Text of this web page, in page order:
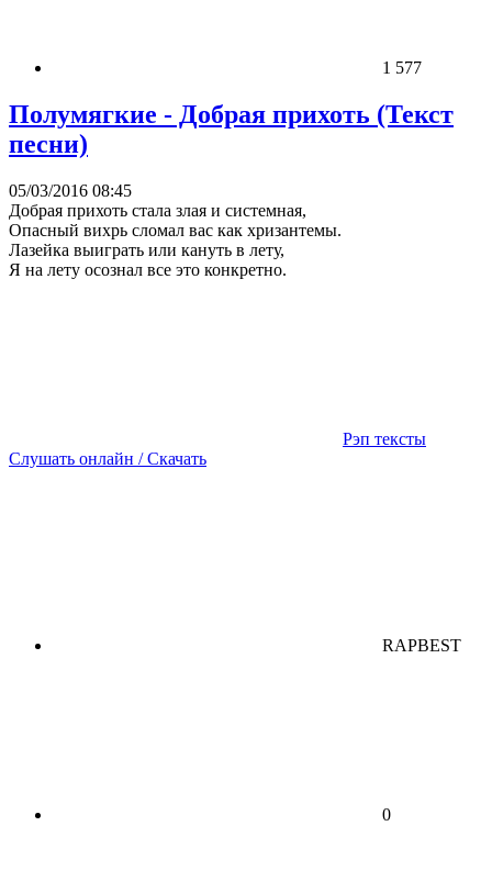
1 577
Полумягкие - Добрая прихоть (Текст
песни)
05/03/2016 08:45
Добрая прихоть стала злая и системная,
Опасный вихрь сломал вас как хризантемы.
Лазейка выиграть или кануть в лету,
Я на лету осознал все это конкретно.
Рэп тексты
Слушать онлайн / Скачать
RAPBEST
0